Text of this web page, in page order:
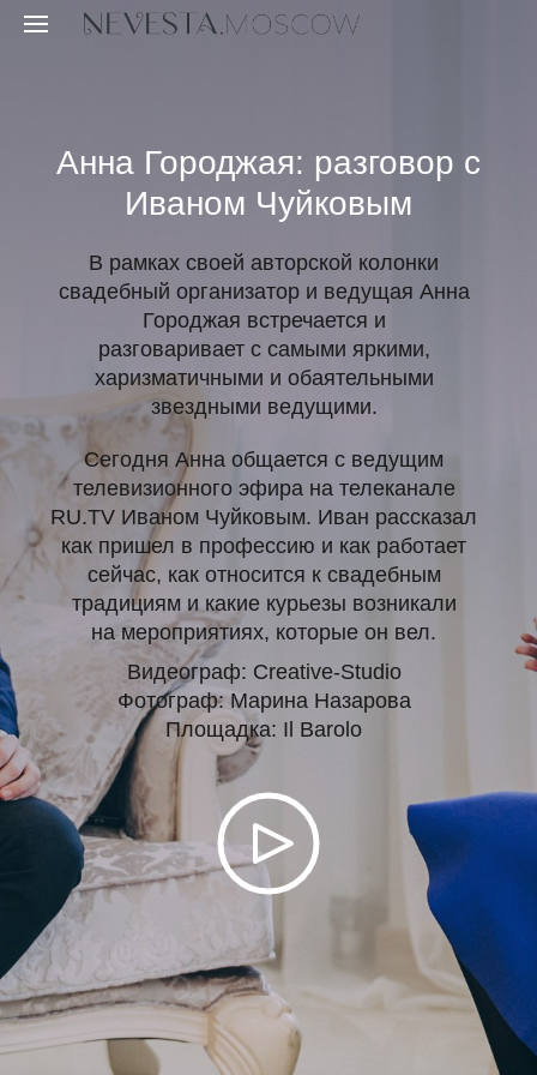
Анна Городжая: разговор с
Иваном Чуйковым
В рамках своей авторской колонки
свадебный организатор и ведущая Анна
Городжая встречается и
разговаривает с самыми яркими,
харизматичными и обаятельными
звездными ведущими.
Сегодня Анна общается с ведущим
телевизионного эфира на телеканале
RU.TV Иваном Чуйковым. Иван рассказал
как пришел в профессию и как работает
сейчас, как относится к свадебным
традициям и какие курьезы возникали
на мероприятиях, которые он вел.
Видеограф: Creative-Studio
Фотограф: Марина Назарова
Площадка: Il Barolo